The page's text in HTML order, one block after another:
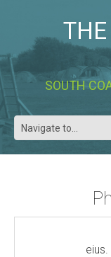
SOUTH